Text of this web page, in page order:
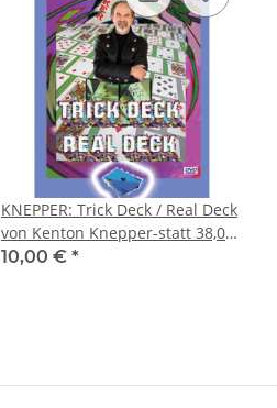
KNEPPER: Trick Deck / Real Deck
von Kenton Knepper-statt 38,00-
DVD plus Spiel
10,00 € *